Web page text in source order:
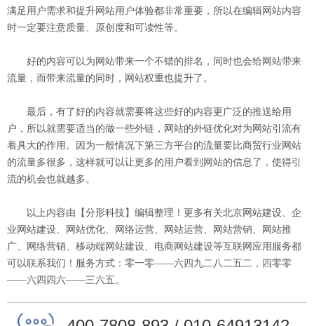
满足用户需求和提升网站用户体验都非常重要，所以在编辑网站内容
时一定要注意质量、原创度和可读性等。
好的内容可以为网站带来一个不错的排名，同时也会给网站带来
流量，而带来流量的同时，网站权重也提升了。
最后，有了好的内容就需要将这些好的内容更广泛的推送给用
户，所以就需要适当的做一些外链，网站的外链优化对为网站引流有
着具大的作用。因为一般情况下第三方平台的流量要比商贸行业网站
的流量多很多，这样就可以让更多的用户看到网站的信息了，使得引
流的机会也就越多。
以上内容由【分形科技】编辑整理！更多有关北京网站建设、企
业网站建设、网站优化、网络运营、网站运营、网站营销、网站推
广、网络营销、移动端网站建设、电商网站建设等互联网应用服务都
可以联系我们！服务方式：零一零——六四九二八二五二，四零零
——六四四六——三六五。